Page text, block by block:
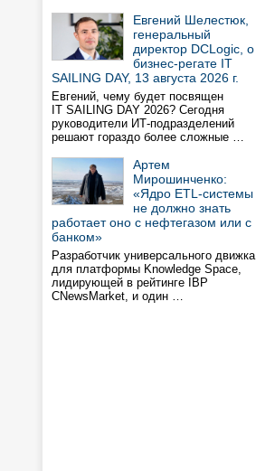
Евгений Шелестюк,
генеральный
директор DCLogic, о
бизнес-регате IT
SAILING DAY, 13 августа 2026 г.
Евгений, чему будет посвящен
IT SAILING DAY 2026? Сегодня
руководители ИТ-подразделений
решают гораздо более сложные …
Артем
Мирошинченко:
«Ядро ETL-системы
не должно знать
работает оно с нефтегазом или с
банком»
Разработчик универсального движка
для платформы Knowledge Space,
лидирующей в рейтинге IBP
CNewsMarket, и один …